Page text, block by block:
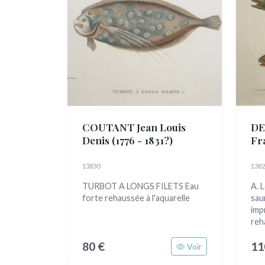
COUTANT Jean Louis
Denis (1776 - 1831?)
13830
TURBOT A LONGS FILETS Eau
forte rehaussée à l'aquarelle
80 € Voir
A.